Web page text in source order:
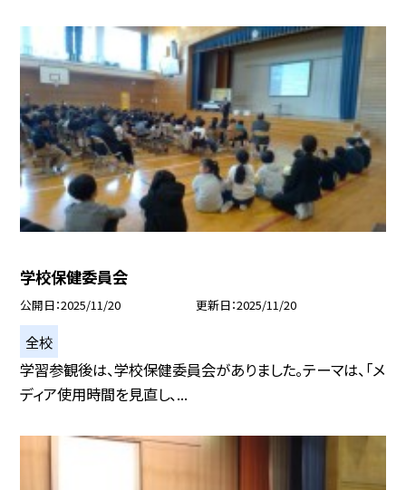
学校保健委員会
公開日 2025/11/20 更新日 2025/11/20
全校
学習参観後は、学校保健委員会がありました。テーマは、「メ
ディア使用時間を見直し、...